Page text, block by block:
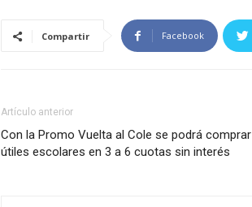
Compartir Facebook
Artículo anterior
Con la Promo Vuelta al Cole se podrá comprar
útiles escolares en 3 a 6 cuotas sin interés